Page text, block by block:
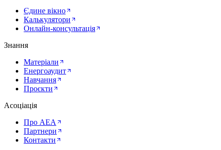
Єдине вікно
Калькулятори
Онлайн-консультація
Знання
Матеріали
Енергоаудит
Навчання
Проєкти
Асоціація
Про AEA
Партнери
Контакти